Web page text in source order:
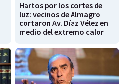
Hartos por los cortes de
luz: vecinos de Almagro
cortaron Av. Díaz Vélez en
medio del extremo calor